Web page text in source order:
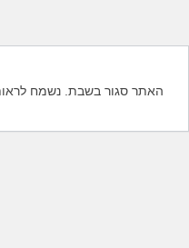
האתר סגור בשבת. נשמח